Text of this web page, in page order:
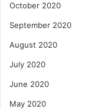
October 2020
September 2020
August 2020
July 2020
June 2020
May 2020